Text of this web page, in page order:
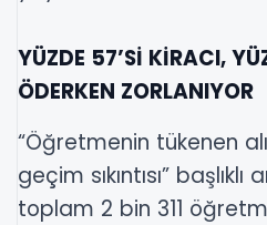
YÜZDE 57’Sİ KİRACI,
ÖDERKEN ZORLANIYOR
“Öğretmenin tükenen
geçim sıkıntısı”
toplam 2 bin 311